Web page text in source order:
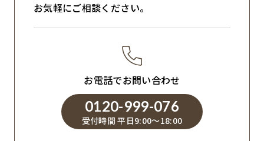
お気軽にご相談ください。
お電話でお問い合わせ
0120-999-076
受付時間 平日9:00～18:00